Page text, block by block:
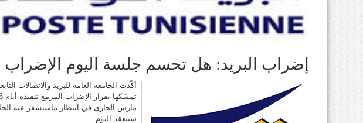
إضراب البريد: هل تحسم جلسة اليوم الإضراب
أكّدت الجامعة العامة للبريد والاتصالات
مارس الجاري في انتظار ماستسفر عنه
ستنعقد اليوم.